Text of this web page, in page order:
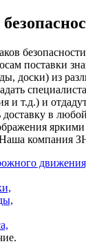
поставки
доски) из
и т.д.) и
доставку в
компания